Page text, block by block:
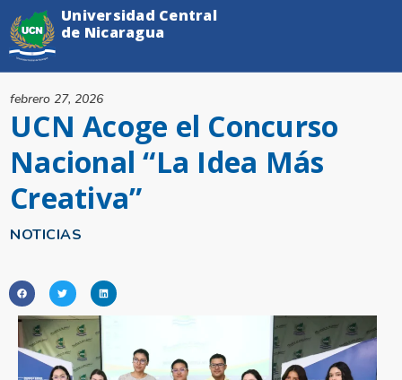
NOTICIAS
UCN Acoge el Concurso
Nacional “La Idea Más
Creativa”
febrero 27, 2026
Universidad Central
de Nicaragua